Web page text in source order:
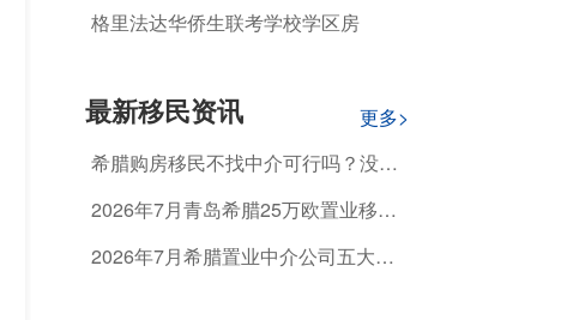
格里法达华侨生联考学校学区房
最新移民资讯
更多>
希腊购房移民不找中介可行吗？没有
2026年7月青岛希腊25万欧置业移
的坑？
2026年7月希腊置业中介公司五大排